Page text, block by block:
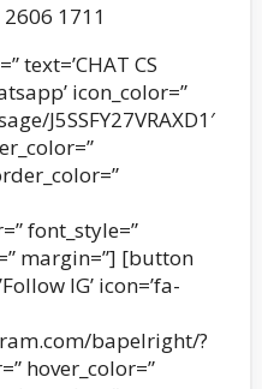
1711
text=’CHAT CS
icon_color=”
J5SSFY27VRAXD1′
font_style=”
margin=”] [button
IG’ icon=’fa-
bapelright/?
hover_color=”